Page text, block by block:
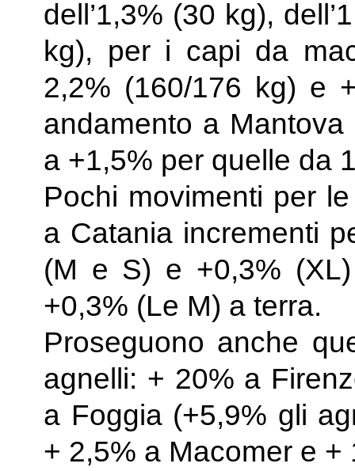
dell’1,3% (30 kg),
kg), per i capi da
2,2% (160/176 kg) e
andamento a
a +1,5% per quelle da
Pochi movimenti per
a Catania incrementi
(M e S) e +0,3%
+0,3% (Le M) a terra.
Proseguono anche
agnelli: + 20% a
a Foggia (+5,9% gli
+ 2,5% a Macomer e +